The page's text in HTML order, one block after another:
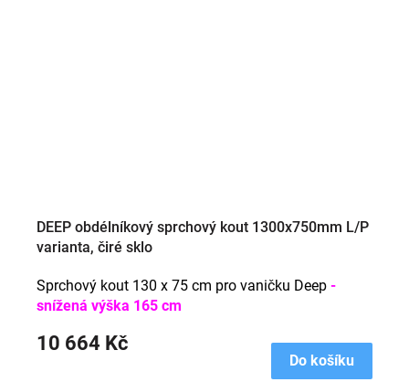
DEEP obdélníkový sprchový kout 1300x750mm L/P
varianta, čiré sklo
10 664 Kč
Do košíku
Sprchový kout 130 x 75 cm pro vaničku Deep -
snížená výška 165 cm